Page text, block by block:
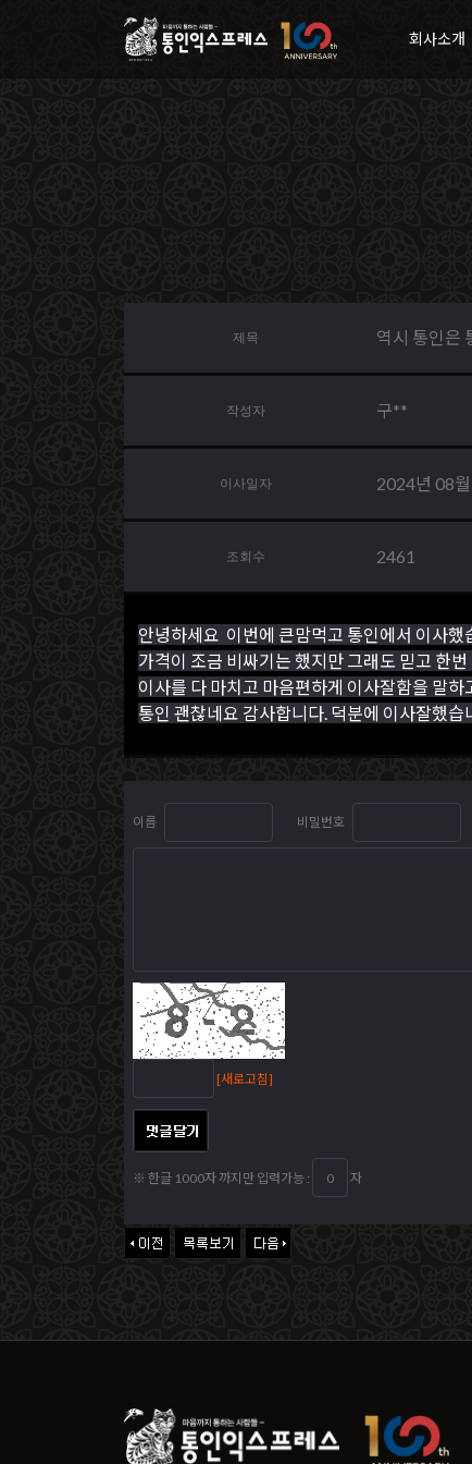
회사소개
제목 역시 통인은
작성자 구**
이사일자 2024년 08
조회수 2461
안녕하세요 이번에 큰맘먹고 통인에서 이사했
가격이 조금 비싸기는 했지만 그래도 믿고 한
이사를 다 마치고 마음편하게 이사잘함을 말하
통인 괜찮네요 감사합니다. 덕분에 이사잘했습
이름 비밀번호
[새로고침]
※ 한글 1000자 까지만 입력가능 : 자